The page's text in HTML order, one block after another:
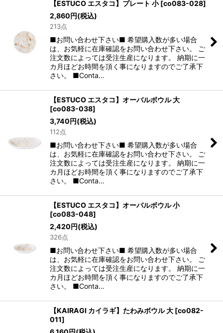
【ESTUCO エスタコ】プレート 小 [co083-028]
2,860円(税込)
213点
■お問い合わせ下さい■ 希望購入数が多い場合
は、お気軽に在庫確認をお問い合わせ下さい。 ご
注文数によっては受注生産になります。 納期に一
カ月ほどお時間を頂く事になりますのでご了承下
さい。 ■Conta…
【ESTUCO エスタコ】オーバルボウル 大
[co083-038]
3,740円(税込)
112点
■お問い合わせ下さい■ 希望購入数が多い場合
は、お気軽に在庫確認をお問い合わせ下さい。 ご
注文数によっては受注生産になります。 納期に一
カ月ほどお時間を頂く事になりますのでご了承下
さい。 ■Conta…
【ESTUCO エスタコ】オーバルボウル 小
[co083-048]
2,420円(税込)
326点
■お問い合わせ下さい■ 希望購入数が多い場合
は、お気軽に在庫確認をお問い合わせ下さい。 ご
注文数によっては受注生産になります。 納期に一
カ月ほどお時間を頂く事になりますのでご了承下
さい。 ■Conta…
【KAIRAGI カイラギ】たわみボウル 大 [co082-
011]